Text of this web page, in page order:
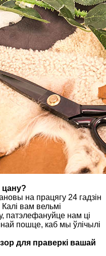
цану?
на працягу 24 гадзін
вам вельмі
патэлефануйце нам ці
пошце, каб мы ўлічылі
для праверкі вашай